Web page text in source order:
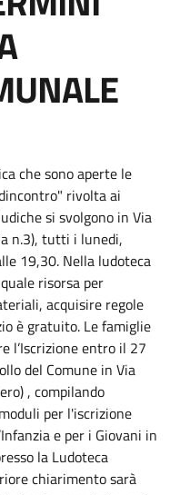
che sono aperte le
rivolta ai
si svolgono in Via
n.3), tutti i lunedi,
19,30. Nella ludoteca
risorsa per
acquisire regole
è gratuito. Le famiglie
l’Iscrizione entro il 27
del Comune in Via
, compilando
per l'iscrizione
e per i Giovani in
la Ludoteca
chiarimento sarà